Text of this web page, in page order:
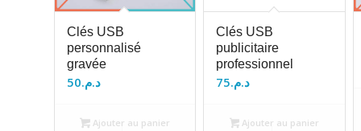
Clés USB
personnalisé
gravée
د.م.50
Ajouter au panier
Clés USB
publicitaire
professionnel
د.م.75
Ajouter au panier